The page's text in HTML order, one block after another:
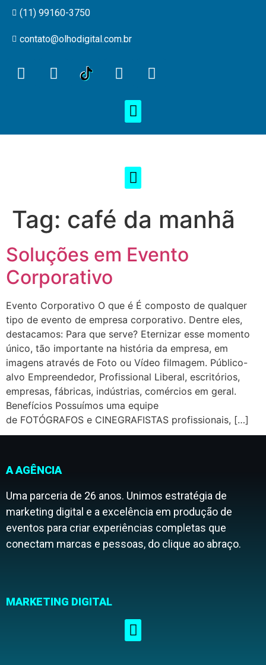
(11) 99160-3750
contato@olhodigital.com.br
Tag: café da manhã
Soluções em Evento
Corporativo
Evento Corporativo O que é É composto de qualquer
tipo de evento de empresa corporativo. Dentre eles,
destacamos: Para que serve? Eternizar esse momento
único, tão importante na história da empresa, em
imagens através de Foto ou Vídeo filmagem. Público-
alvo Empreendedor, Profissional Liberal, escritórios,
empresas, fábricas, indústrias, comércios em geral.
Benefícios Possuímos uma equipe
de FOTÓGRAFOS e CINEGRAFISTAS profissionais, […]
A AGÊNCIA
Uma parceria de 26 anos. Unimos estratégia de
marketing digital e a excelência em produção de
eventos para criar experiências completas que
conectam marcas e pessoas, do clique ao abraço.
MARKETING DIGITAL